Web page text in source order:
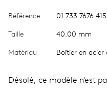
Référence 01 733 7676
Taille 40.00 mm
Matériau Boîtier en acier
Désolé, ce modèle n'est